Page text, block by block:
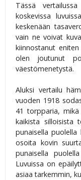
Tässä
koskevissa
keskenään
vain ne voivat
kiinnostanut
olen joutunut
väestömenetystä.
Aluksi vertailu
vuoden 1918
41 torpparia,
kaikista silloisista
punaisella puolella
osoita kovin
punaisella
Luvuissa on
asiaa tarkemmin,